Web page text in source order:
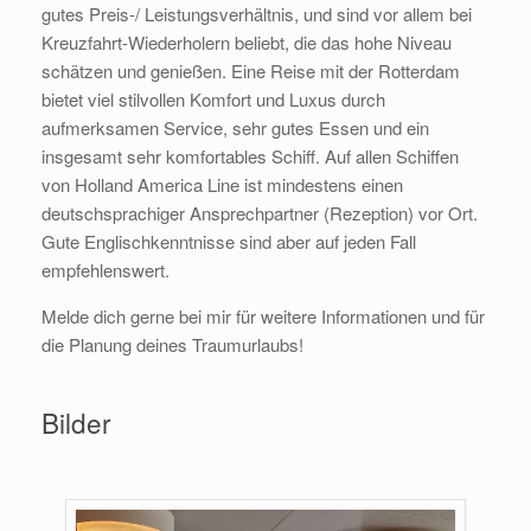
gutes Preis-/ Leistungsverhältnis, und sind vor allem bei
Kreuzfahrt-Wiederholern beliebt, die das hohe Niveau
schätzen und genießen. Eine Reise mit der Rotterdam
bietet viel stilvollen Komfort und Luxus durch
aufmerksamen Service, sehr gutes Essen und ein
insgesamt sehr komfortables Schiff. Auf allen Schiffen
von Holland America Line ist mindestens einen
deutschsprachiger Ansprechpartner (Rezeption) vor Ort.
Gute Englischkenntnisse sind aber auf jeden Fall
empfehlenswert.
Melde dich gerne bei mir für weitere Informationen und für
die Planung deines Traumurlaubs!
Bilder